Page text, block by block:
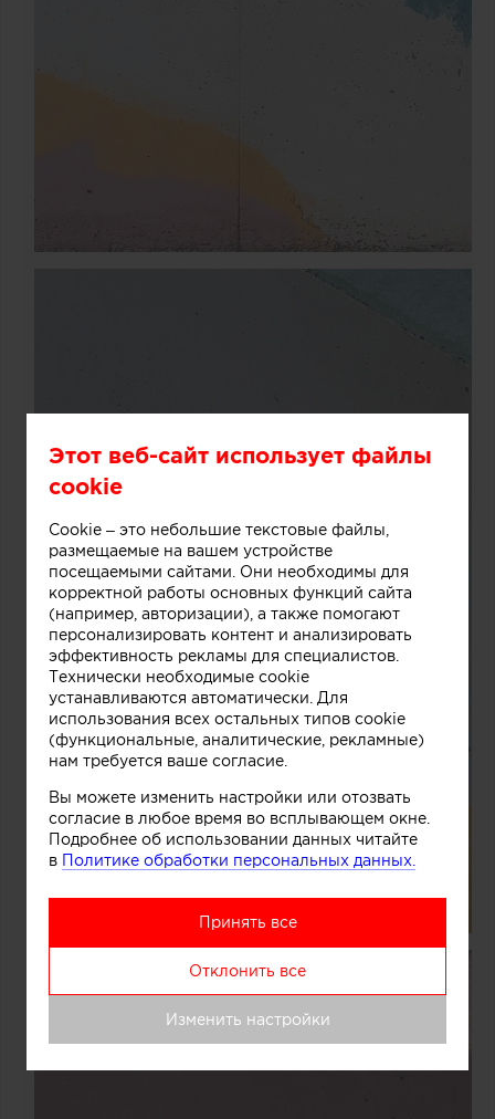
Этот веб-сайт использует файлы
cookie
Cookie – это небольшие текстовые файлы,
размещаемые на вашем устройстве
посещаемыми сайтами. Они необходимы для
корректной работы основных функций сайта
(например, авторизации), а также помогают
персонализировать контент и анализировать
эффективность рекламы для специалистов.
Технически необходимые cookie
устанавливаются автоматически. Для
использования всех остальных типов cookie
(функциональные, аналитические, рекламные)
нам требуется ваше согласие.
Вы можете изменить настройки или отозвать
согласие в любое время во всплывающем окне.
Подробнее об использовании данных читайте
в Политике обработки персональных данных.
Принять все
Отклонить все
Изменить настройки